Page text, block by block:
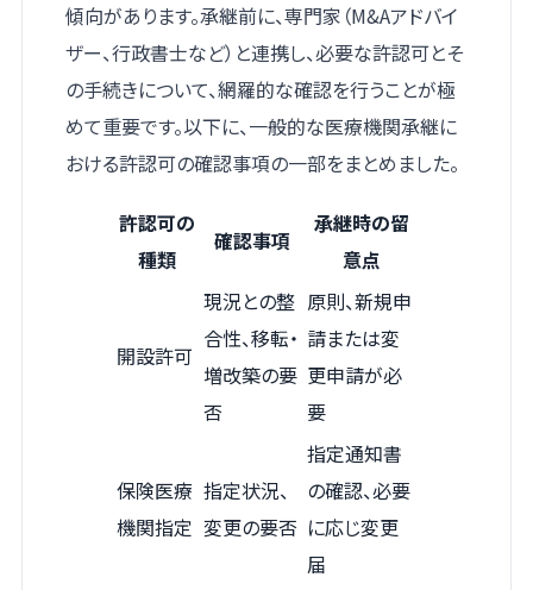
傾向があります。承継前に、専門家（M&Aアドバイ
ザー、行政書士など）と連携し、必要な許認可とそ
の手続きについて、網羅的な確認を行うことが極
めて重要です。以下に、一般的な医療機関承継に
おける許認可の確認事項の一部をまとめました。
許認可の
種類
確認事項
承継時の留
意点
開設許可
現況との整
合性、移転・
増改築の要
否
原則、新規申
請または変
更申請が必
要
保険医療
機関指定
指定状況、
変更の要否
指定通知書
の確認、必要
に応じ変更
届